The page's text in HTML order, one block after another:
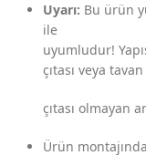
Uyarı: Bu ürün
ile
uyumludur!
çıtası veya tavan
çıtası olmayan
Ürün